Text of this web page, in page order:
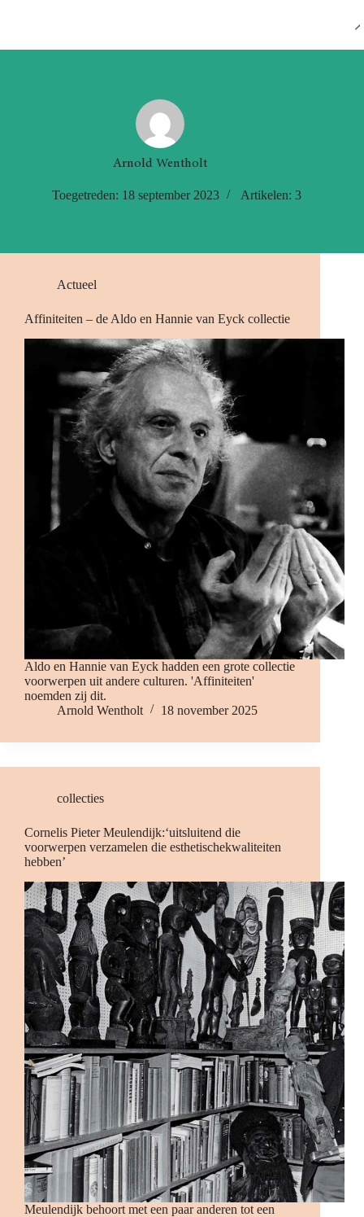
inhoud
Arnold Wentholt
Toegetreden: 18 september 2023 Artikelen: 3
Actueel
Affiniteiten – de Aldo en Hannie van Eyck collectie
Aldo en Hannie van Eyck hadden een grote collectie
voorwerpen uit andere culturen. 'Affiniteiten'
noemden zij dit.
Arnold Wentholt
18 november 2025
collecties
Cornelis Pieter Meulendijk:‘uitsluitend die
voorwerpen verzamelen die esthetischekwaliteiten
hebben’
Meulendijk behoort met een paar anderen tot een